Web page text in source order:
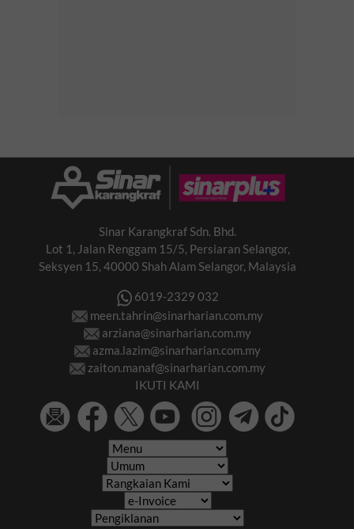
Sinar Karangkraf Sdn. Bhd.
Lot 1, Jalan Renggam 15/5, Persiaran Selangor,
Seksyen 15, 40000 Shah Alam Selangor, Malaysia
6019-2329 032
meen.tahrin@sinarharian.com.my
arziana@sinarharian.com.my
azma.lazim@sinarharian.com.my
zaiton.manaf@sinarharian.com.my
IKUTI KAMI